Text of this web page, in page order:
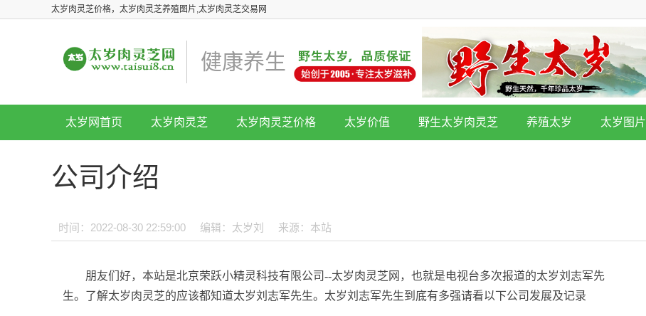
太岁肉灵芝价格，太岁肉灵芝养殖图片,太岁肉灵芝交易网
健康养生
太岁网首页 太岁肉灵芝 太岁肉灵芝价格 太岁价值 野生太岁肉灵芝 养殖太岁 太岁图片
公司介绍
时间：2022-08-30 22:59:00 编辑：太岁刘 来源：本站
朋友们好，本站是北京荣跃小精灵科技有限公司--太岁肉灵芝网，也就是电视台多次报道的太岁刘志军先
生。了解太岁肉灵芝的应该都知道太岁刘志军先生。太岁刘志军先生到底有多强请看以下公司发展及记录